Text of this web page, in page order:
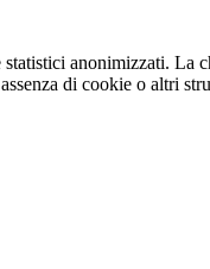
anonimizzati. La
di cookie o altri